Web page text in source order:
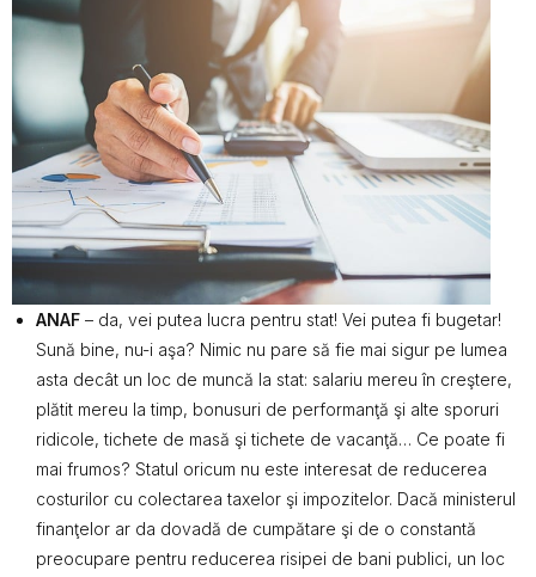
ANAF – da, vei putea lucra pentru stat! Vei putea fi bugetar!
Sună bine, nu-i aşa? Nimic nu pare să fie mai sigur pe lumea
asta decât un loc de muncă la stat: salariu mereu în creştere,
plătit mereu la timp, bonusuri de performanţă şi alte sporuri
ridicole, tichete de masă şi tichete de vacanţă… Ce poate fi
mai frumos? Statul oricum nu este interesat de reducerea
costurilor cu colectarea taxelor şi impozitelor. Dacă ministerul
finanţelor ar da dovadă de cumpătare şi de o constantă
preocupare pentru reducerea risipei de bani publici, un loc